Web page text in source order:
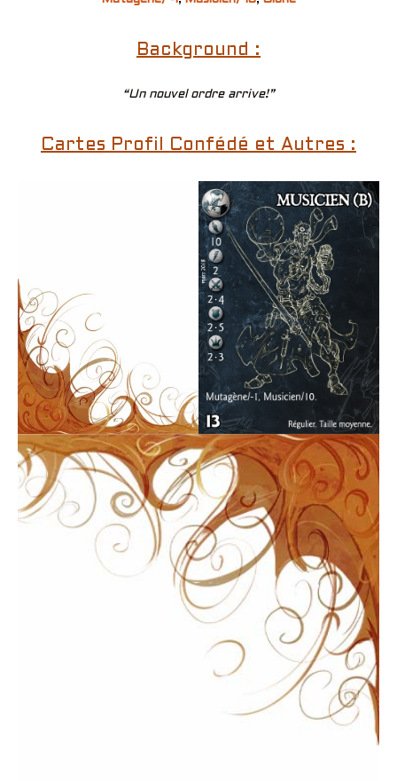
Background :
“Un nouvel ordre arrive!”
Cartes Profil Confédé et Autres :